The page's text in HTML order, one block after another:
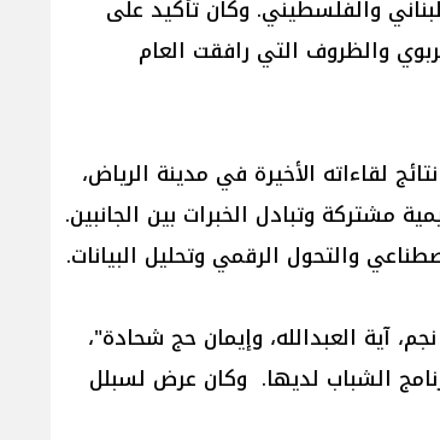
والفلسطيني. وكان تأكيد على
والظروف التي رافقت العام
لقاءاته الأخيرة في مدينة الرياض،
مشتركة وتبادل الخبرات بين الجانبين.
والتحول الرقمي وتحليل البيانات.
آية العبدالله، وإيمان حج شحادة"،
الشباب لديها. وكان عرض لسبلل